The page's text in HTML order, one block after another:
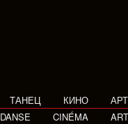
ТАНЕЦ КИНО
DANSE CINÉMA